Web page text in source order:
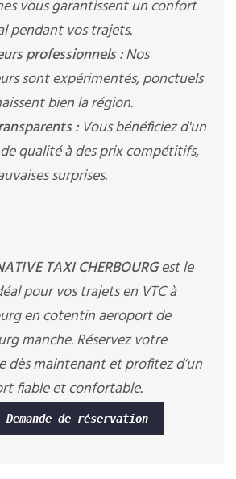
vous garantissent un confort
pendant vos trajets.
professionnels :Nos
sont expérimentés, ponctuels
bien la région.
:Vous bénéficiez d'un
qualité à des prix compétitifs,
surprises.
TAXI CHERBOURGest le
pour vos trajets en VTC à
en cotentin aeroport de
manche. Réservez votre
dès maintenant et profitez d’un
fiable et confortable.
Demande de réservation